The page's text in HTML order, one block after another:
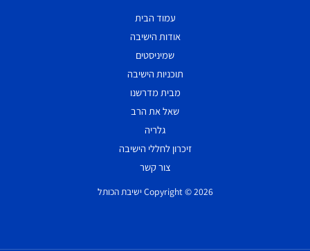
עמוד הבית
אודות הישיבה
שמיניסטים
תוכניות הישיבה
מבית מדרשנו
שאל את הרב
גלריה
זיכרון לחללי הישיבה
צור קשר
Copyright © 2026 ישיבת הכותל